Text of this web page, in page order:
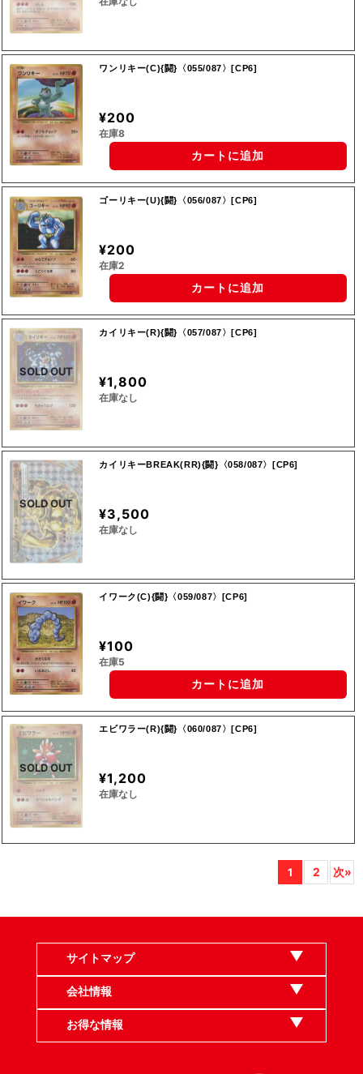
ワンリキー(C){闘}〈055/087〉[CP6]
¥200
在庫8
カートに追加
ゴーリキー(U){闘}〈056/087〉[CP6]
¥200
在庫2
カートに追加
SOLD OUT
カイリキー(R){闘}〈057/087〉[CP6]
¥1,800
在庫なし
SOLD OUT
カイリキーBREAK(RR){闘}〈058/087〉[CP6]
¥3,500
在庫なし
イワーク(C){闘}〈059/087〉[CP6]
¥100
在庫5
カートに追加
SOLD OUT
エビワラー(R){闘}〈060/087〉[CP6]
¥1,200
在庫なし
1 2 次»
サイトマップ
会社情報
お得な情報